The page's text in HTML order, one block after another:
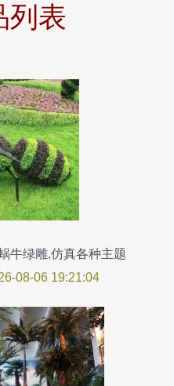
列表
牛绿雕,仿真各种主题
造型
08-06 19:21:04